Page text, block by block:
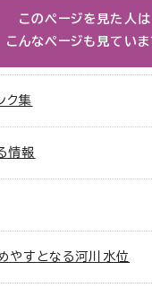
このページを見た人は
こんなページも見ていま
ク集
情報
やすとなる河川水位